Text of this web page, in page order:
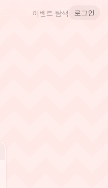
이벤트 탐색 로그인